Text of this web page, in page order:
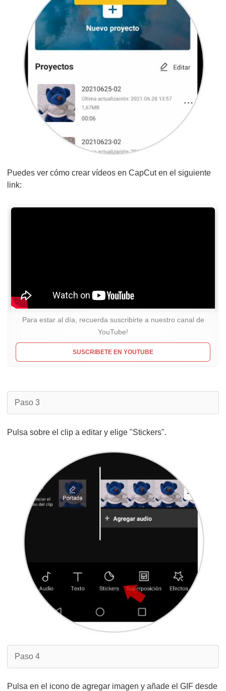
Puedes ver cómo crear vídeos en CapCut en el siguiente
link:
Para estar al día, recuerda suscribirte a nuestro canal de
YouTube!
SUSCRIBETE EN YOUTUBE
Paso 3
Pulsa sobre el clip a editar y elige "Stickers".
Paso 4
Pulsa en el icono de agregar imagen y añade el GIF desde